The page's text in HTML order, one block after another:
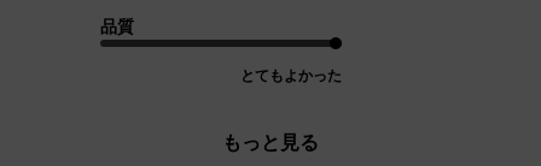
品質
とてもよかった
もっと見る